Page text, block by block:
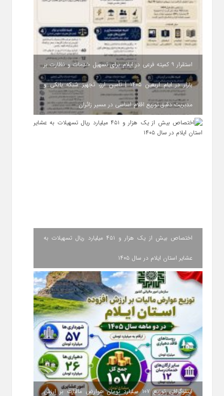
استقرار ۹ کمیته فرعی در ایلام برای تسهیل خدمات و نظارت بر
بازار در ایام اربعین ۱۴۰۵ | تأمین ارز، تجهیز شبکه بانکی و
مدیریت دقیق توزیع اقلام اساسی در مسیر زائران
اختصاص بیش از یک هزار و ۴۵۱ میلیارد ریال تسهیلات به
عشایر استان ایلام در سال ۱۴۰۵
اینفوگرافی توزیع ۱۰۷ میلیارد تومان عوارض مالیات بر ارزش